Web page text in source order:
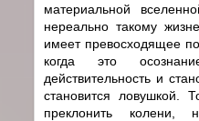
материальной
нереально такому
имеет превосходящее
когда это
действительность и
становится ловушкой.
преклонить